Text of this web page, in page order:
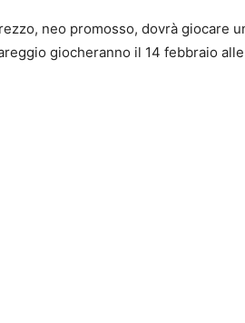
neo promosso, dovrà giocare
giocheranno il 14 febbraio